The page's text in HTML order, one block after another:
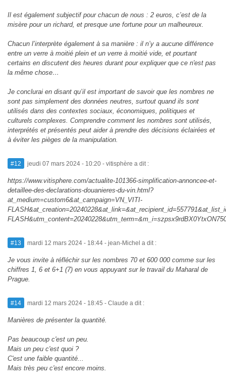
Il est également subjectif pour chacun de nous : 2 euros, c’est de la
misère pour un richard, et presque une fortune pour un malheureux.
Chacun l’interprète également à sa manière : il n’y a aucune différence
entre un verre à moitié plein et un verre à moitié vide, et pourtant
certains en discutent des heures durant pour expliquer que ce n'est pas
la même chose…
Je conclurai en disant qu’il est important de savoir que les nombres ne
sont pas simplement des données neutres, surtout quand ils sont
utilisés dans des contextes sociaux, économiques, politiques et
culturels complexes. Comprendre comment les nombres sont utilisés,
interprétés et présentés peut aider à prendre des décisions éclairées et
à éviter les pièges de la manipulation.
#12 jeudi 07 mars 2024 - 10:20 - vitisphère a dit :
https://www.vitisphere.com/actualite-101366-simplification-annoncee-et-
detaillee-des-declarations-douanieres-du-vin.html?
at_medium=custom6&at_campaign=VN_VITI-
#13 mardi 12 mars 2024 - 18:44 - jean-Michel a dit :
Je vous invite à réfléchir sur les nombres 70 et 600 000 comme sur les
chiffres 1, 6 et 6+1 (7) en vous appuyant sur le travail du Maharal de
Prague.
#14 mardi 12 mars 2024 - 18:45 - Claude a dit :
Manières de présenter la quantité.
Pas beaucoup c'est un peu.
Mais un peu c'est quoi ?
C'est une faible quantité...
Mais très peu c'est encore moins.